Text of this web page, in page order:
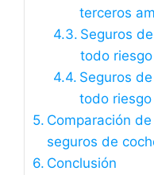
terceros
Seguros
todo
Seguros
todo
Comparación
seguros de
Conclusión